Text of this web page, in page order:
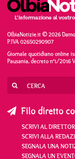
OlbiaNotizie.it © 2026
P.IVA 02650290907
Giornale quotidiano online
Pausania, decreto n°1/2016
Filo diretto
SCRIVI AL
SCRIVI ALLA
SEGNALA UNA
SEGNALA UN